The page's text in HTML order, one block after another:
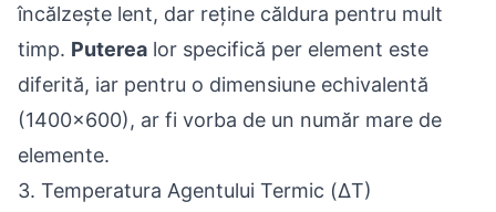
încălzește lent, dar reține căldura pentru mult
timp. Puterea lor specifică per element este
diferită, iar pentru o dimensiune echivalentă
(1400x600), ar fi vorba de un număr mare de
elemente.
3. Temperatura Agentului Termic (ΔT)